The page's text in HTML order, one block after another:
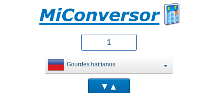
Gourdes haitianos